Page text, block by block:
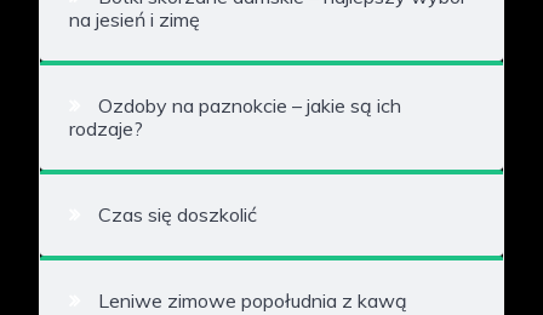
na jesień i zimę
Ozdoby na paznokcie – jakie są ich
rodzaje?
Czas się doszkolić
Leniwe zimowe popołudnia z kawą